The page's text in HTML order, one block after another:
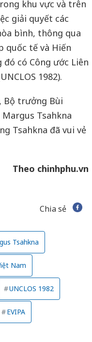
khu vực và trên
giải quyết các
bình, thông qua
quốc tế và Hiến
có Công ước Liên
1982).
Bộ trưởng Bùi
Tsahkna
Tsahkna đã vui vẻ
Theo chinhphu.vn
Chia sẻ
Tsahkna
Nam
UNCLOS 1982
EVIPA